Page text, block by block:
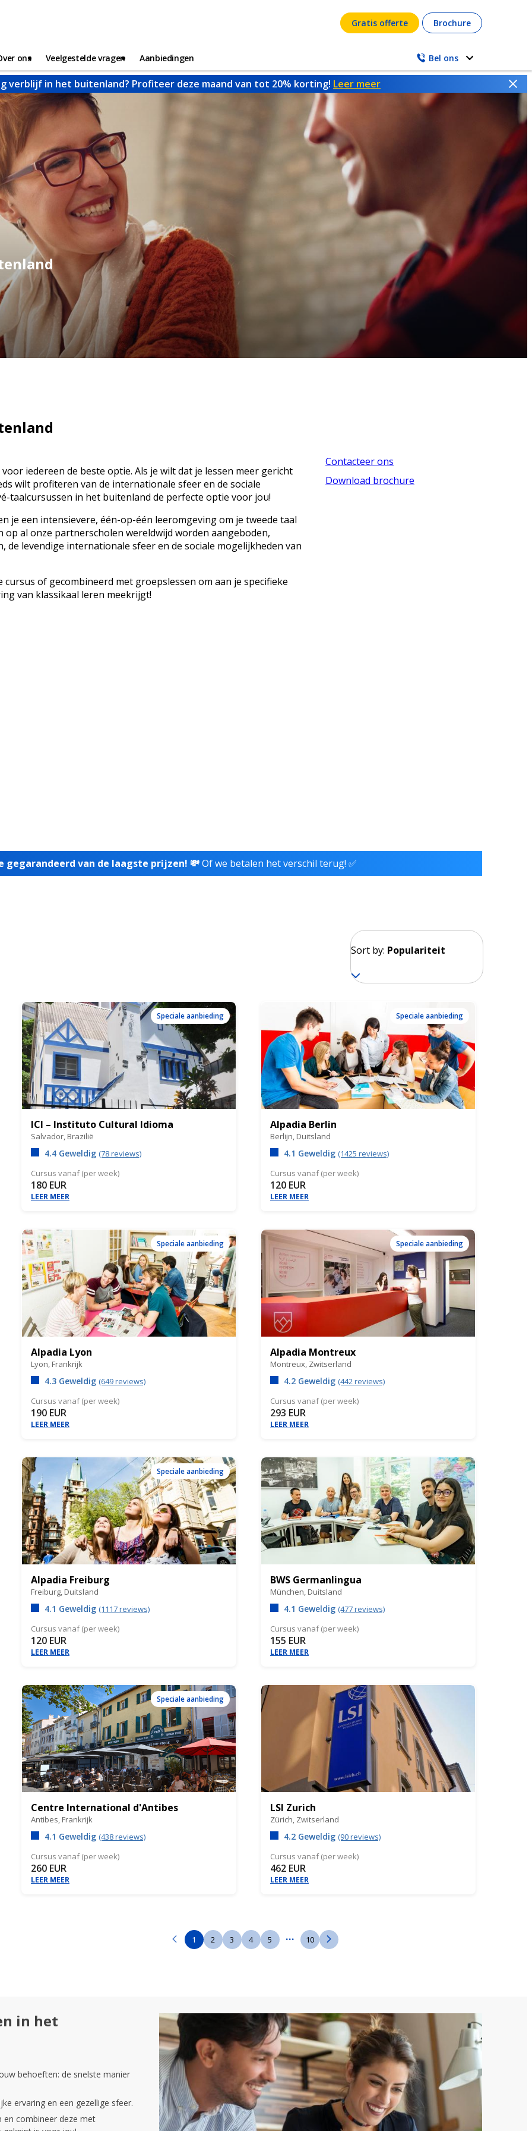
Gratis offerte Brochure
ons Veelgestelde vragen Aanbiedingen Bel ons
verblijf in het buitenland? Profiteer deze maand van tot 20% korting! Leer meer
iedereen de beste optie. Als je wilt dat je lessen meer gericht
wilt profiteren van de internationale sfeer en de sociale
taalcursussen in het buitenland de perfecte optie voor jou!
je een intensievere, één-op-één leeromgeving om je tweede taal
al onze partnerscholen wereldwijd worden aangeboden,
levendige internationale sfeer en de sociale mogelijkheden van
of gecombineerd met groepslessen om aan je specifieke
van klassikaal leren meekrijgt!
Contacteer ons
Download brochure
gegarandeerd van de laagste prijzen! 💸Of we betalen het verschil terug! ✅
Sort by: Populariteit
Speciale aanbieding
ICI – Instituto Cultural Idioma
Salvador, Brazilië
4.4 Geweldig (78 reviews)
Cursus vanaf (per week)
180 EUR
LEER MEER
Speciale aanbieding
Alpadia Berlin
Berlijn, Duitsland
4.1 Geweldig (1425 reviews)
Cursus vanaf (per week)
120 EUR
LEER MEER
Speciale aanbieding
Alpadia Lyon
Lyon, Frankrijk
4.3 Geweldig (649 reviews)
Cursus vanaf (per week)
190 EUR
LEER MEER
Speciale aanbieding
Alpadia Montreux
Montreux, Zwitserland
4.2 Geweldig (442 reviews)
Cursus vanaf (per week)
293 EUR
LEER MEER
Speciale aanbieding
Alpadia Freiburg
Freiburg, Duitsland
4.1 Geweldig (1117 reviews)
Cursus vanaf (per week)
120 EUR
LEER MEER
BWS Germanlingua
München, Duitsland
4.1 Geweldig (477 reviews)
Cursus vanaf (per week)
155 EUR
LEER MEER
Speciale aanbieding
Centre International d'Antibes
Antibes, Frankrijk
4.1 Geweldig (438 reviews)
Cursus vanaf (per week)
260 EUR
LEER MEER
LSI Zurich
Zürich, Zwitserland
4.2 Geweldig (90 reviews)
Cursus vanaf (per week)
462 EUR
LEER MEER
1 2 3 4 5 ... 10
in het
behoeften: de snelste manier
ervaring en een gezellige sfeer.
en combineer deze met